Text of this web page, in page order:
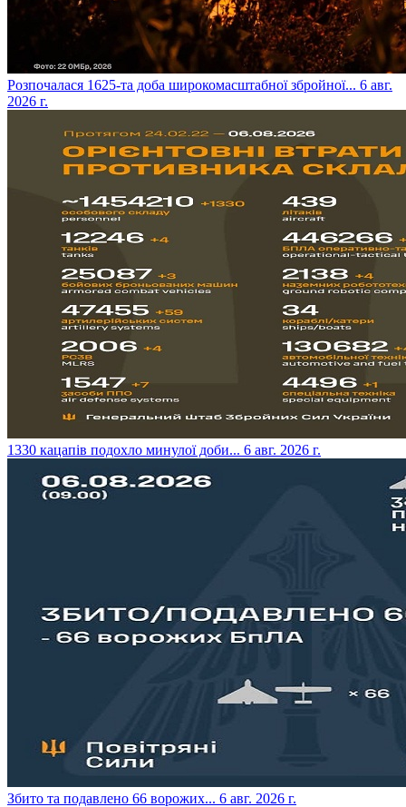
​Розпочалася 1625-та доба широкомасштабної збройної... 6 авг.
2026 г.
​1330 кацапів подохло минулої доби... 6 авг. 2026 г.
​Збито та подавлено 66 ворожих... 6 авг. 2026 г.